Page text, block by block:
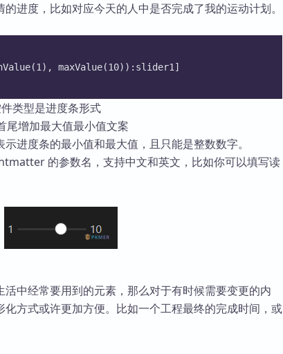
进度，比如对应今天的人中是否完成了我的运动计划。
maxValue(10)):slider1]
类型是进度条形式
尾增加最大值最小值文案
示进度条的最小值和最大值，且只能是整数数字。
的参数名，支持中文和英文，比如你可以填写读
中经常要用到的元素，那么对于有时候需要变更的内
方式或许更加方便。比如一个工程最终的完成时间，或